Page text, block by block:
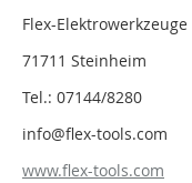
Flex-Elektrowerkzeuge
71711 Steinheim
Tel.: 07144/8280
info@flex-tools.com
www.flex-tools.com